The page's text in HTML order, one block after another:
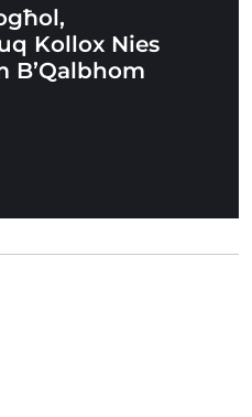
Kollox Nies
B’Qalbhom